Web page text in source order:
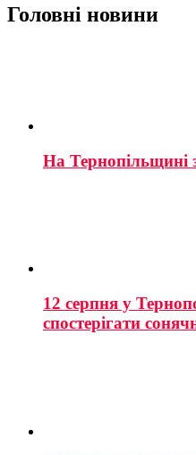
Головні новини
На Тернопільщині
12 серпня у
спостерігати